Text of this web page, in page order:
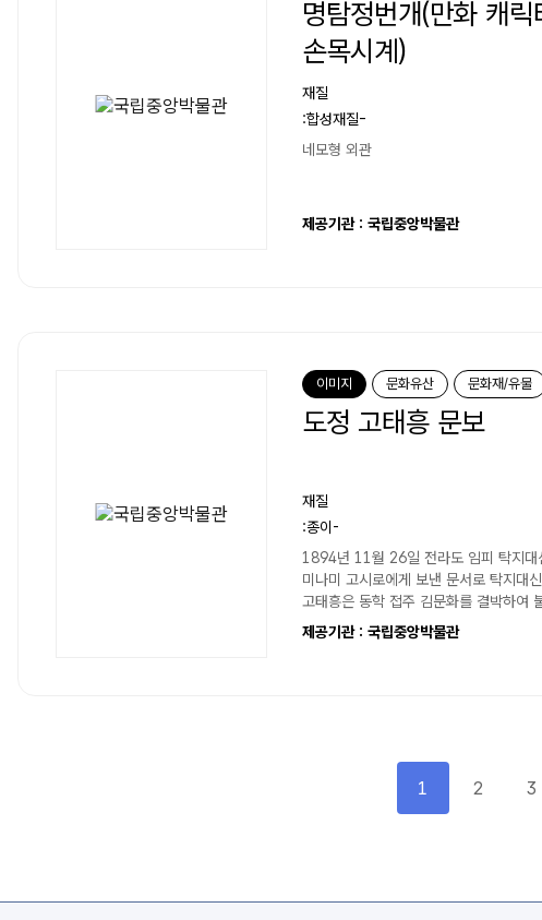
명탐정번개(만화 캐릭
손목시계)
재질
:합성재질-
네모형 외관
제공기관 : 국립중앙박물관
이미지 문화유산 문화재/유물
도정 고태흥 문보
재질
:종이-
1894년 11월 26일 전라도 임피 탁지대
미나미 고시로에게 보낸 문서로 탁지대
고태흥은 동학 접주 김문화를 결박하여
집도 불태운 후 그 내용을 미나미 고시로
제공기관 : 국립중앙박물관
1 2 3